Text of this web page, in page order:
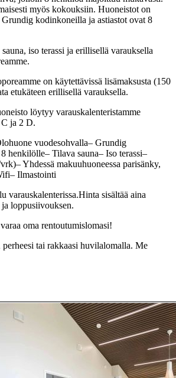
myös kokouksiin. Huoneistot on
kodinkoneilla ja astiastot ovat 8
iso terassi ja erillisellä varauksella
on käytettävissä lisämaksusta (150
etukäteen erillisellä varauksella.
löytyy varauskalenteristamme
ja 2 D.
vuodesohvalla– Grundig
henkilölle– Tilava sauna– Iso terassi–
Yhdessä makuuhuoneessa parisänky,
Ilmastointi
varauskalenterissa.Hinta sisältää aina
loppusiivouksen.
oma rentoutumislomasi!
tai rakkaasi huvilalomalla. Me